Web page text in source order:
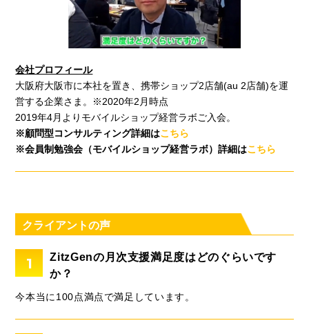
会社プロフィール
大阪府大阪市に本社を置き、携帯ショップ2店舗(au 2店舗)を運
営する企業さま。※2020年2月時点
2019年4月よりモバイルショップ経営ラボご入会。
※顧問型コンサルティング詳細はこちら
※会員制勉強会（モバイルショップ経営ラボ）詳細はこちら
クライアントの声
1
ZitzGenの月次支援満足度はどのぐらいです
か？
今本当に100点満点で満足しています。